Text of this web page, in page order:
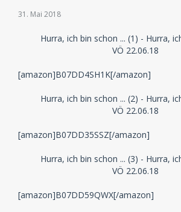
31. Mai 2018
Hurra, ich bin schon ... (1) - Hurra,
VÖ 22.06.18
[amazon]B07DD4SH1K[/amazon]
Hurra, ich bin schon ... (2) - Hurra,
VÖ 22.06.18
[amazon]B07DD35SSZ[/amazon]
Hurra, ich bin schon ... (3) - Hurra,
VÖ 22.06.18
[amazon]B07DD59QWX[/amazon]